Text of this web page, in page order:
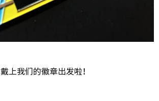
戴上我们的徽章出发啦！